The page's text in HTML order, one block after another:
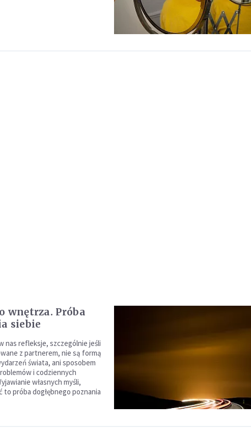
wnętrza. Próba
siebie
nas refleksje, szczególnie jeśli
z partnerem, nie są formą
świata, ani sposobem
i codziennych
własnych myśli,
to próba dogłębnego poznania